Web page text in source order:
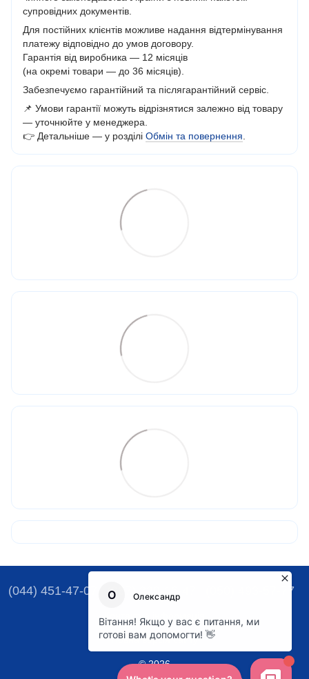
супровідних документів.
Для постійних клієнтів можливе надання відтермінування
платежу відповідно до умов договору.
Гарантія від виробника — 12 місяців
(на окремі товари — до 36 місяців).
Забезпечуємо гарантійний та післягарантійний сервіс.
📌 Умови гарантії можуть відрізнятися залежно від товару
— уточнюйте у менеджера.
👉 Детальніше — у розділі Обмін та повернення
(044) 451-47-07 (067) 329-16-47 (050) 493-57-77
Контактна інформація
Повна версія сайту
© 2026